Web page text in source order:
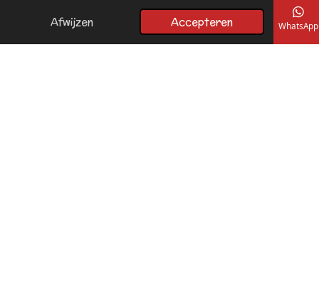
Afwijzen Accepteren
E-mailadres Telefoonnummer Kaart Facebook WhatsApp